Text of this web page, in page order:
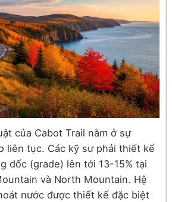
của Cabot Trail nằm ở sự
liên tục. Các kỹ sư phải thiết kế
dốc (grade) lên tới 13-15% tại
và North Mountain. Hệ
nước được thiết kế đặc biệt